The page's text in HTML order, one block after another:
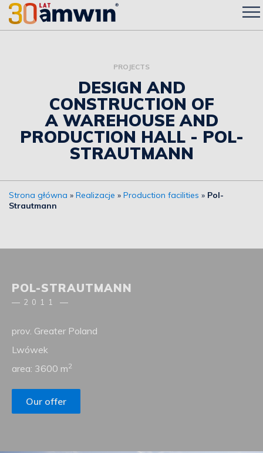
PROJECTS
DESIGN AND
CONSTRUCTION OF
A WAREHOUSE AND
PRODUCTION HALL - POL-
STRAUTMANN
Strona główna » Realizacje » Production facilities » Pol-
Strautmann
POL-STRAUTMANN
2011
prov. Greater Poland
Lwówek
area: 3600 m2
Our offer